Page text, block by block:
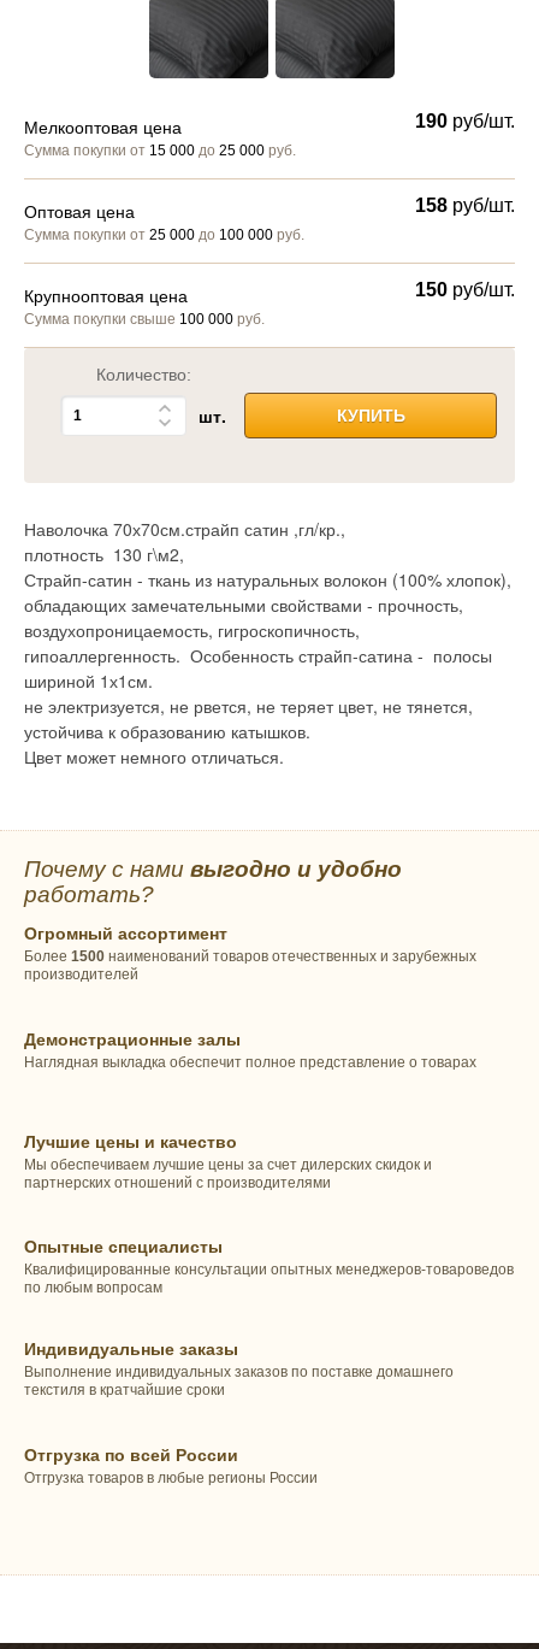
Мелкооптовая цена
Сумма покупки от 15 000 до 25 000 руб.
190 руб/шт.
Оптовая цена
Сумма покупки от 25 000 до 100 000 руб.
158 руб/шт.
Крупнооптовая цена
Сумма покупки свыше 100 000 руб.
150 руб/шт.
Количество:
шт. КУПИТЬ
Наволочка 70х70см.страйп сатин ,гл/кр.,
плотность 130 г\м2,
Страйп-сатин - ткань из натуральных волокон (100% хлопок),
обладающих замечательными свойствами - прочность,
воздухопроницаемость, гигроскопичность,
гипоаллергенность. Особенность страйп-сатина - полосы
шириной 1х1см.
не электризуется, не рвется, не теряет цвет, не тянется,
устойчива к образованию катышков.
Цвет может немного отличаться.
Почему с нами выгодно и удобно
работать?
Огромный ассортимент
Более 1500 наименований товаров отечественных и зарубежных
производителей
Демонстрационные залы
Наглядная выкладка обеспечит полное представление о товарах
Лучшие цены и качество
Мы обеспечиваем лучшие цены за счет дилерских скидок и
партнерских отношений с производителями
Опытные специалисты
Квалифицированные консультации опытных менеджеров-товароведов
по любым вопросам
Индивидуальные заказы
Выполнение индивидуальных заказов по поставке домашнего
текстиля в кратчайшие сроки
Отгрузка по всей России
Отгрузка товаров в любые регионы России